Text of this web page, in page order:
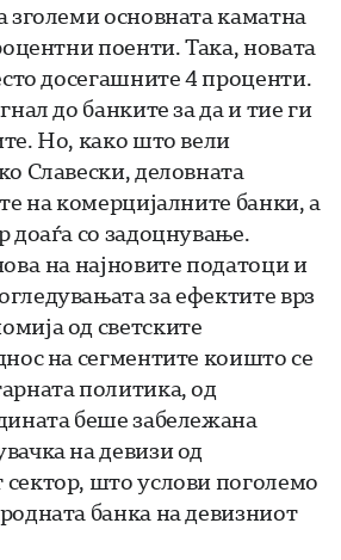
зголеми основната каматна
поенти. Така, новата
досегашните 4 проценти.
до банките за да и тие ги
Но, како што вели
Славески, деловната
на комерцијалните банки, а
доаѓа со задоцнување.
на најновите податоци и
за ефектите врз
од светските
на сегментите коишто се
политика, од
беше забележана
на девизи од
што услови поголемо
банка на девизниот